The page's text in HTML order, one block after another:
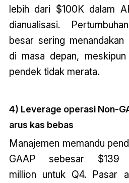
lebih dari $100K dalam
dianualisasi.
besar sering menandakan
di masa depan, meskipun
pendek tidak merata.
4) Leverage operasi Non-
arus kas bebas
Manajemen memandu
GAAP sebesar
million untuk Q4. Pasar